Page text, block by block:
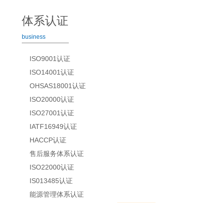
体系认证
business
ISO9001认证
ISO14001认证
OHSAS18001认证
ISO20000认证
ISO27001认证
IATF16949认证
HACCP认证
售后服务体系认证
ISO22000认证
IS013485认证
能源管理体系认证